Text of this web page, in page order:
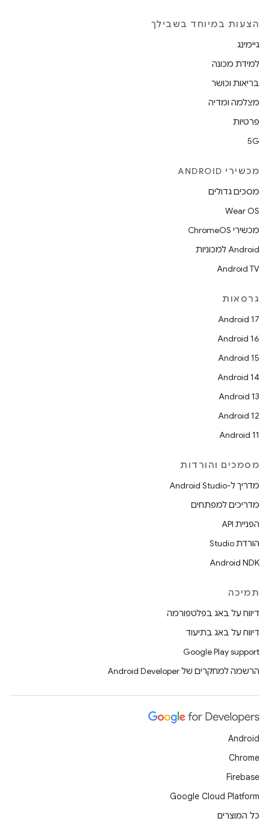
הצעות במיוחד בשבילך
גיימינג
למידת מכונה
בריאות וכושר
מצלמה ומדיה
פרטיות
5G
מכשירי ANDROID
מסכים גדולים
Wear OS
מכשירי ChromeOS
Android למכוניות
Android TV
גרסאות
Android 17
Android 16
Android 15
Android 14
Android 13
Android 12
Android 11
מסמכים והורדות
מדריך ל-Android Studio
מדריכים למפתחים
הפניית API
הורדת Studio
Android NDK
תמיכה
דיווח על באג בפלטפורמה
דיווח על באג בתיעוד
Google Play support
הרשמה למחקרים של Android Developer
Android
Chrome
Firebase
Google Cloud Platform
כל המוצרים